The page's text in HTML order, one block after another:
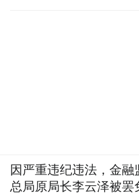
因严重违纪违法，金融
总局原局长李云泽被罢